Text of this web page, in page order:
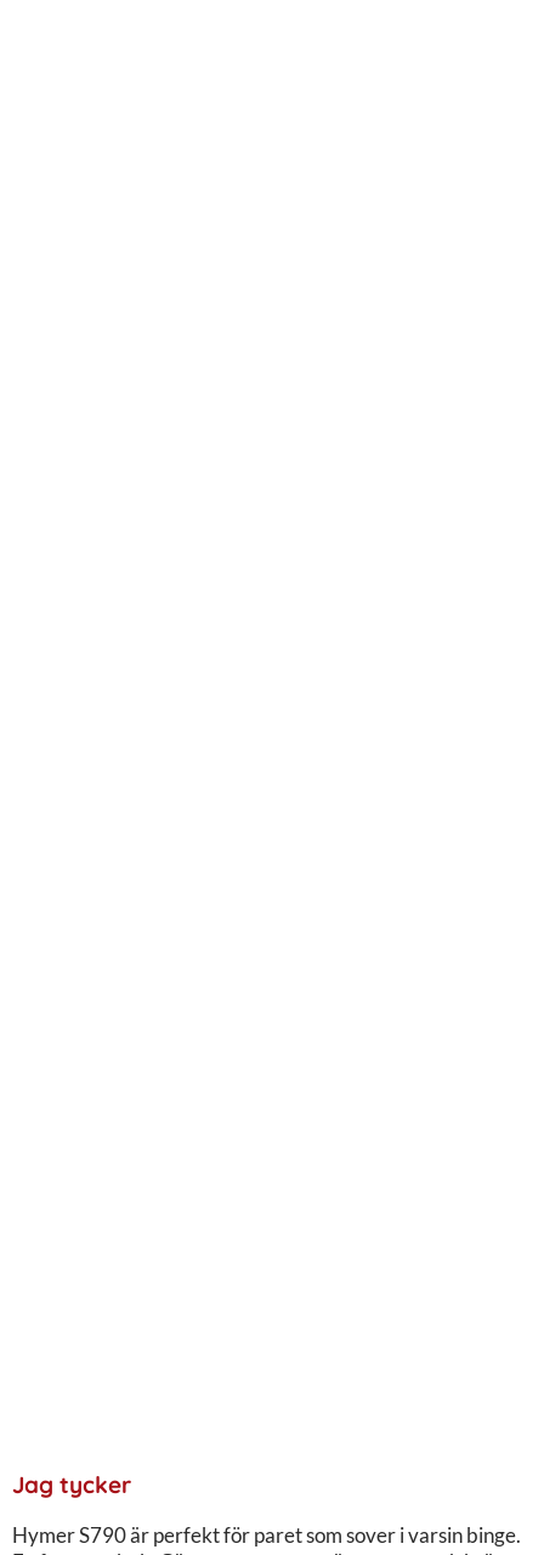
Jag tycker
Hymer S790 är perfekt för paret som sover i varsin binge.